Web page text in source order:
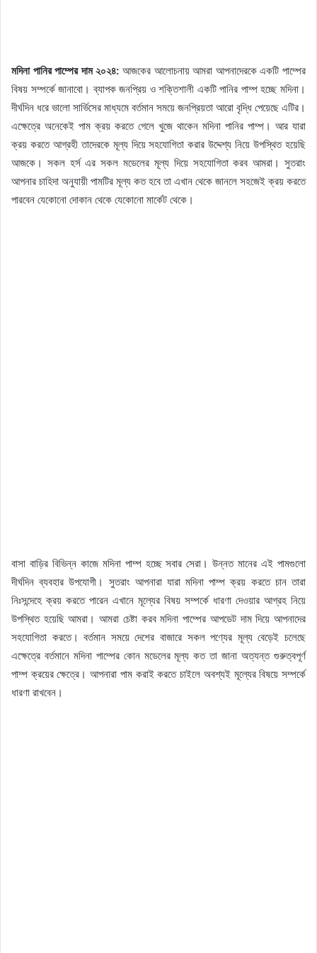
মদিনা পানির পাম্পের দাম ২০২৪: আজকের আলোচনায় আমরা আপনাদেরকে একটি পাম্পের
বিষয় সম্পর্কে জানাবো। ব্যাপক জনপ্রিয় ও শক্তিশালী একটি পানির পাম্প হচ্ছে মদিনা।
দীর্ঘদিন ধরে ভালো সার্ভিসের মাধ্যমে বর্তমান সময়ে জনপ্রিয়তা আরো বৃদ্ধি পেয়েছে এটির।
এক্ষেত্রে অনেকেই পাম ক্রয় করতে গেলে খুজে থাকেন মদিনা পানির পাম্প। আর যারা
ক্রয় করতে আগ্রহী তাদেরকে মূল্য দিয়ে সহযোগিতা করার উদ্দেশ্য নিয়ে উপস্থিত হয়েছি
আজকে। সকল হর্স এর সকল মডেলের মূল্য দিয়ে সহযোগিতা করব আমরা। সুতরাং
আপনার চাহিদা অনুযায়ী পামটির মূল্য কত হবে তা এখান থেকে জানলে সহজেই ক্রয় করতে
পারবেন যেকোনো দোকান থেকে যেকোনো মার্কেট থেকে।
বাসা বাড়ির বিভিন্ন কাজে মদিনা পাম্প হচ্ছে সবার সেরা। উন্নত মানের এই পামগুলো
দীর্ঘদিন ব্যবহার উপযোগী। সুতরাং আপনারা যারা মদিনা পাম্প ক্রয় করতে চান তারা
নিঃসন্দেহে ক্রয় করতে পারেন এখানে মূল্যের বিষয় সম্পর্কে ধারণা দেওয়ার আগ্রহ নিয়ে
উপস্থিত হয়েছি আমরা। আমরা চেষ্টা করব মদিনা পাম্পের আপডেট দাম দিয়ে আপনাদের
সহযোগিতা করতে। বর্তমান সময়ে দেশের বাজারে সকল পণ্যের মূল্য বেড়েই চলেছে
এক্ষেত্রে বর্তমানে মদিনা পাম্পের কোন মডেলের মূল্য কত তা জানা অত্যন্ত গুরুত্বপূর্ণ
পাম্প ক্রয়ের ক্ষেত্রে। আপনারা পাম করাই করতে চাইলে অবশ্যই মূল্যের বিষয়ে সম্পর্কে
ধারণা রাখবেন।